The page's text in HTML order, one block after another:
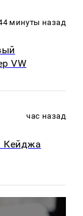
минуты назад
VW
час назад
Кейджа